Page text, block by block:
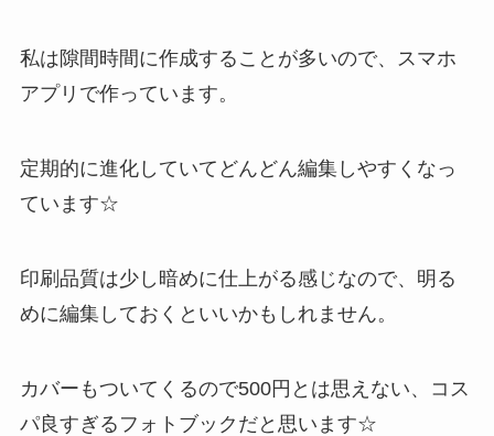
私は隙間時間に作成することが多いので、スマホ
アプリで作っています。
定期的に進化していてどんどん編集しやすくなっ
ています☆
印刷品質は少し暗めに仕上がる感じなので、明る
めに編集しておくといいかもしれません。
カバーもついてくるので500円とは思えない、コス
パ良すぎるフォトブックだと思います☆